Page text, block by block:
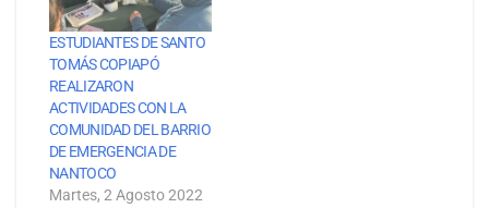
ESTUDIANTES DE SANTO
TOMÁS COPIAPÓ
REALIZARON
ACTIVIDADES CON LA
COMUNIDAD DEL BARRIO
DE EMERGENCIA DE
NANTOCO
Martes, 2 Agosto 2022